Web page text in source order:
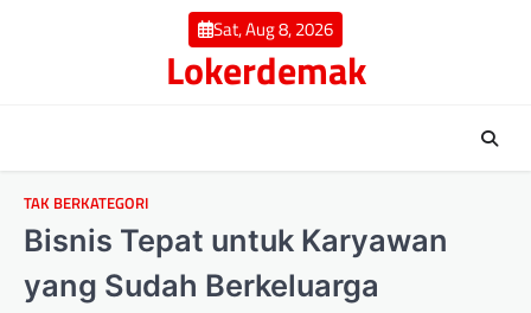
Sat, Aug 8, 2026
Lokerdemak
TAK BERKATEGORI
Bisnis Tepat untuk Karyawan
yang Sudah Berkeluarga